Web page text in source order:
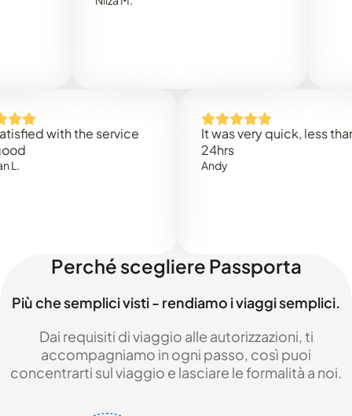
with the service
It was very quick, less than
Perché scegliere Passporta
Più che semplici visti - rendiamo i viaggi semplici.
Dai requisiti di viaggio alle autorizzazioni, ti
accompagniamo in ogni passo, così puoi
concentrarti sul viaggio e lasciare le formalità a noi.